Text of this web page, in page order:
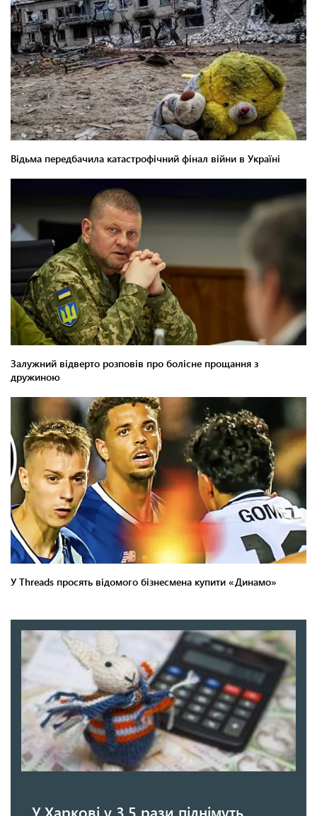
У Харкові у 3,5 рази піднімуть